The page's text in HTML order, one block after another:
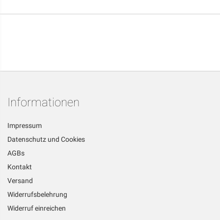
Informationen
Impressum
Datenschutz und Cookies
AGBs
Kontakt
Versand
Widerrufsbelehrung
Widerruf einreichen